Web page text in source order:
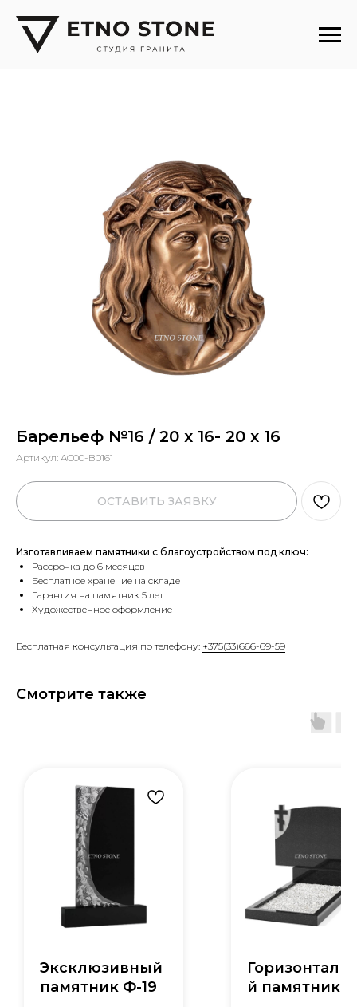
Барельеф №16 / 20 х 16- 20 х 16
Артикул: AC00-B0161
ОСТАВИТЬ ЗАЯВКУ
Изготавливаем памятники с благоустройством под ключ:
Рассрочка до 6 месяцев
Бесплатное хранение на складе
Гарантия на памятник 5 лет
Художественное оформление
Бесплатная консультация по телефону: +375(33)666-69-59
Смотрите также
Эксклюзивный
памятник Ф-19
й памятник